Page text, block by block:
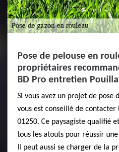
Pose de pelouse en
propriétaires
BD Pro entretien
Si vous avez un projet de pose
vous est conseillé de
01250. Ce paysagiste qualifié
tous les atouts pour réussir
Il peut aussi se charger de la